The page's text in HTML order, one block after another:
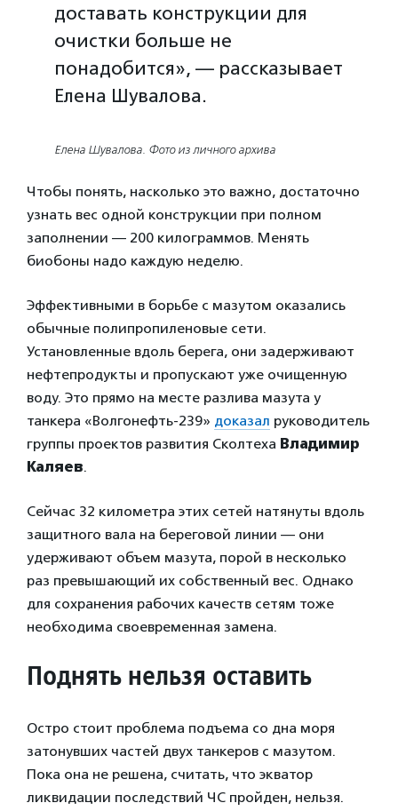
доставать конструкции для
очистки больше не
понадобится», — рассказывает
Елена Шувалова.
Елена Шувалова. Фото из личного архива
Чтобы понять, насколько это важно, достаточно
узнать вес одной конструкции при полном
заполнении — 200 килограммов. Менять
биобоны надо каждую неделю.
Эффективными в борьбе с мазутом оказались
обычные полипропиленовые сети.
Установленные вдоль берега, они задерживают
нефтепродукты и пропускают уже очищенную
воду. Это прямо на месте разлива мазута у
танкера «Волгонефть-239» доказал руководитель
группы проектов развития Сколтеха Владимир
Каляев.
Сейчас 32 километра этих сетей натянуты вдоль
защитного вала на береговой линии — они
удерживают объем мазута, порой в несколько
раз превышающий их собственный вес. Однако
для сохранения рабочих качеств сетям тоже
необходима своевременная замена.
Поднять нельзя оставить
Остро стоит проблема подъема со дна моря
затонувших частей двух танкеров с мазутом.
Пока она не решена, считать, что экватор
ликвидации последствий ЧС пройден, нельзя.